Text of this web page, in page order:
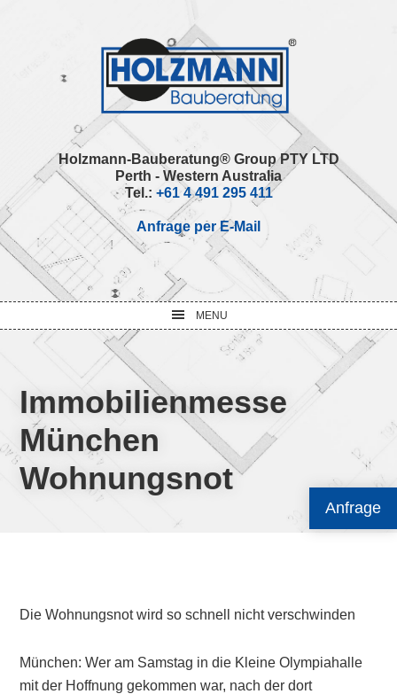
Anfrage
navigation
Holzmann-Bauberatung® Group PTY LTD
Perth - Western Australia
Tel.: +61 4 491 295 411
Anfrage per E-Mail
MENU
Immobilienmesse
München
Wohnungsnot
Die Wohnungsnot wird so schnell nicht verschwinden
München: Wer am Samstag in die Kleine Olympiahalle
mit der Hoffnung gekommen war, nach der dort